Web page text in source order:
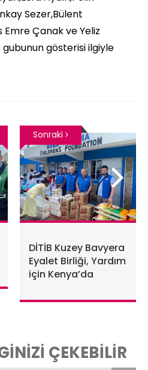
Sezer,Bülent
Emre Çanak ve Yeliz
gubunun gösterisi ilgiyle
DİTİB Kuzey Bavyera
Eyalet Birliği, Yardım
için Kenya’da
Sonraki
ÇEKEBİLİR